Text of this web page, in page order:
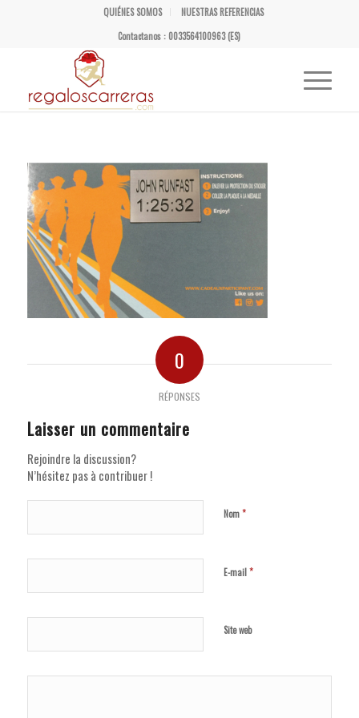
QUIÉNES SOMOS
NUESTRAS REFERENCIAS
Contactanos : 0033564100963 (ES)
0
RÉPONSES
Laisser un commentaire
Rejoindre la discussion?
N’hésitez pas à contribuer !
Nom*
E-mail*
Site web